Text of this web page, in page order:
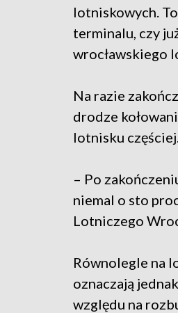
lotniskowych.
terminalu, czy
wrocławskiego
Na razie
drodze
lotnisku częściej.
– Po
niemal o sto
Lotniczego
Równolegle na
oznaczają
względu na